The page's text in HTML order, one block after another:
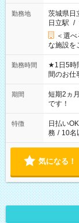
勤務地
茨城県日
日立駅 /
＜選
な施設を
勤務時間
★1日5時
間のお仕
家庭の都
※週最低
期間
短期2ヵ
です！
特徴 日払いOK
務 / 10名
気になる！